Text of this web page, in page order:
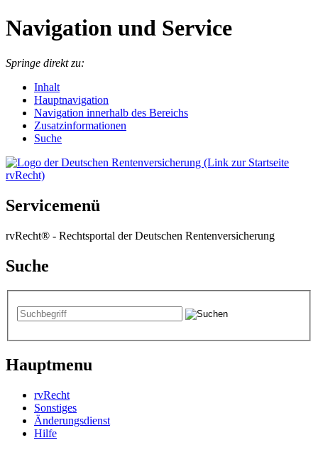
Navigation und Service
Springe direkt zu:
Inhalt
Hauptnavigation
Navigation innerhalb des Bereichs
Zusatzinformationen
Suche
Servicemenü
rvRecht® - Rechtsportal der Deutschen Rentenversicherung
Suche
Hauptmenu
rvRecht
Sonstiges
Änderungsdienst
Hil­fe